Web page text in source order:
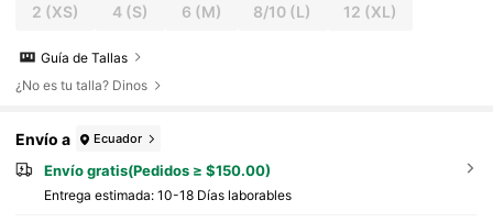
2 (XS) 4(S) 6 (M) 8/10 (L) 12 (XL)
Guía de Tallas
¿No es tu talla? Dinos
Envío a Ecuador
Envío gratis(Pedidos ≥ $150.00)
Entrega estimada: 10-18 Días laborables